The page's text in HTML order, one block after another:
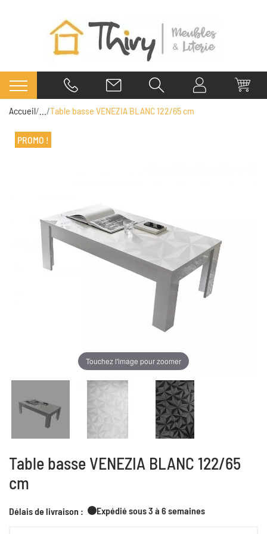
Accueil Table basse VENEZIA BLANC 122/65 cm
PROMO !
Touchez l'image pour zoomer
Table basse VENEZIA BLANC 122/65
cm
Délais de livraison : Expédié sous 3 à 6 semaines